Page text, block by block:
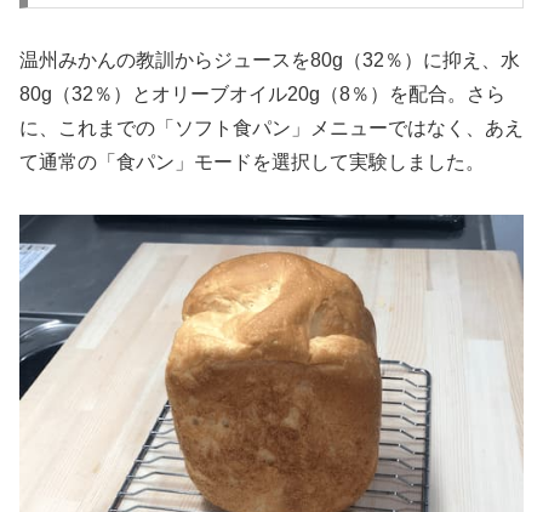
温州みかんの教訓からジュースを80g（32％）に抑え、水
80g（32％）とオリーブオイル20g（8％）を配合。さら
に、これまでの「ソフト食パン」メニューではなく、あえ
て通常の「食パン」モードを選択して実験しました。